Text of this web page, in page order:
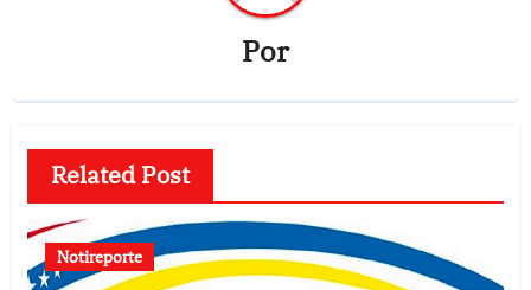
Por
Related Post
Notireporte